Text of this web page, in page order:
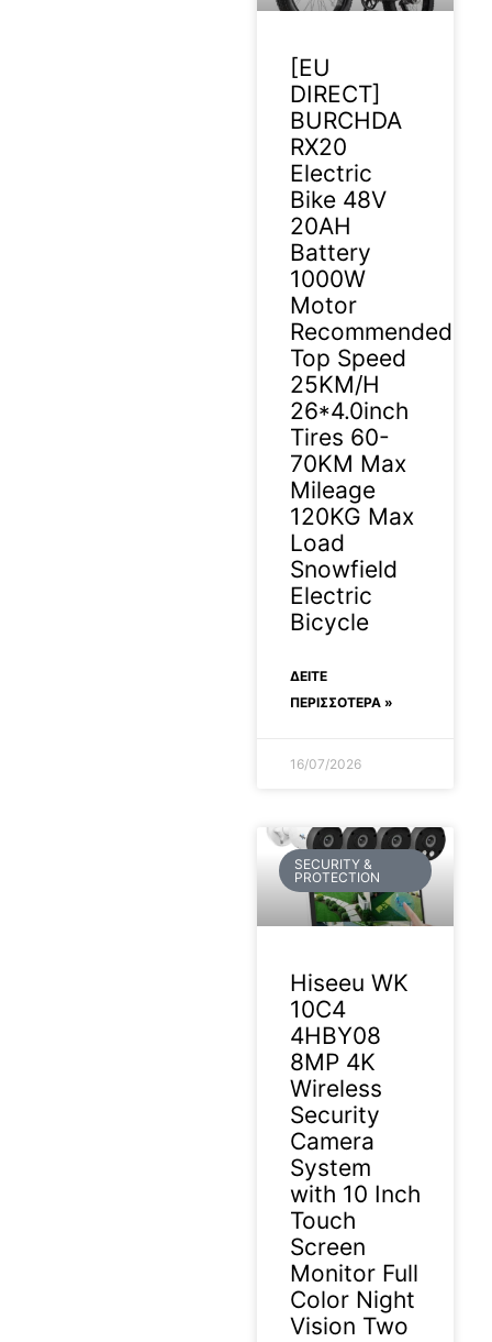
[EU
DIRECT]
BURCHDA
RX20
Electric
Bike 48V
20AH
Battery
1000W
Motor
Recommended
Top Speed
25KM/H
26*4.0inch
Tires 60-
70KM Max
Mileage
120KG Max
Load
Snowfield
Electric
Bicycle
ΔΕΊΤΕ
ΠΕΡΙΣΣΟΤΕΡΑ »
16/07/2026
SECURITY &
PROTECTION
Hiseeu WK
10C4
4HBY08
8MP 4K
Wireless
Security
Camera
System
with 10 Inch
Touch
Screen
Monitor Full
Color Night
Vision Two